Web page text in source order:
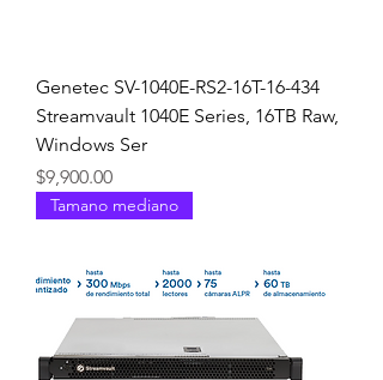
Genetec SV-1040E-RS2-16T-16-434
Streamvault 1040E Series, 16TB Raw,
Windows Ser
Precio
$9,900.00
Tamano mediano